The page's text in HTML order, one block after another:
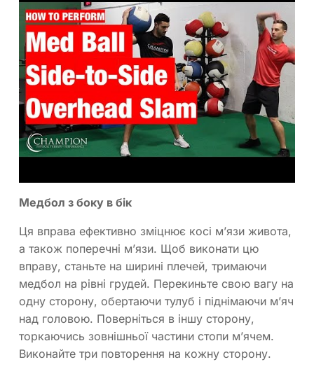
Медбол з боку в бік
Ця вправа ефективно зміцнює косі м’язи живота,
а також поперечні м’язи. Щоб виконати цю
вправу, станьте на ширині плечей, тримаючи
медбол на рівні грудей. Перекиньте свою вагу на
одну сторону, обертаючи тулуб і піднімаючи м’яч
над головою. Поверніться в іншу сторону,
торкаючись зовнішньої частини стопи м’ячем.
Виконайте три повторення на кожну сторону.